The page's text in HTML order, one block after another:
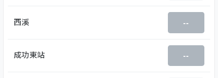
西溪 --
成功東站 --